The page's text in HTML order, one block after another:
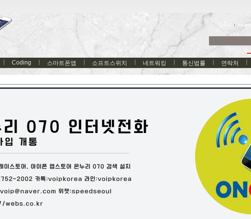
Coding 스마트폰앱 소프트스위치 네트워킹 통신법률 연락처